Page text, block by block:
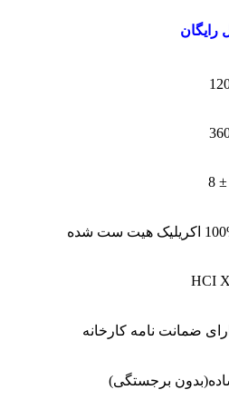
رایگان
هیت ست شده
HCI
ضمانت نامه کارخانه
برجستگی)